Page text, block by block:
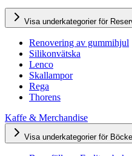
Visa underkategorier för
Renovering av gummihjul
Silikonvätska
Lenco
Skallampor
Rega
Thorens
Kaffe & Merchandise
Visa underkategorier för